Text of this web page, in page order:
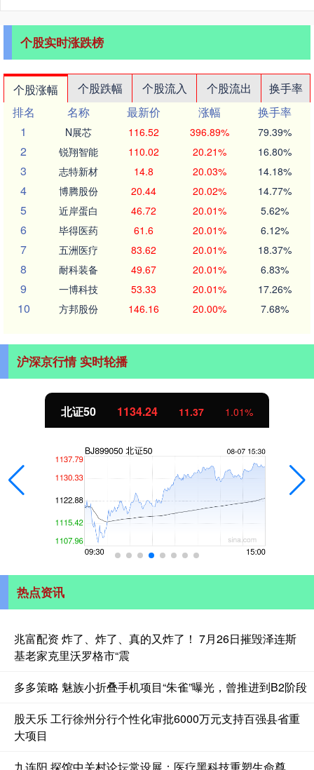
个股实时涨跌榜
个股涨幅 个股跌幅 个股流入 个股流出
换手率
排名
名称 最新价 涨幅
换手率
1
N展芯 116.52 396.89% 79.39%
2 锐翔智能 110.02 20.21% 16.80%
3 志特新材 14.8 20.03% 14.18%
4 博腾股份 20.44 20.02% 14.77%
5 近岸蛋白 46.72 20.01% 5.62%
6 毕得医药 61.6 20.01% 6.12%
7 五洲医疗 83.62 20.01% 18.37%
8 耐科装备 49.67 20.01% 6.83%
9 一博科技 53.33 20.01% 17.26%
10 方邦股份 146.16 20.00% 7.68%
沪深京行情 实时轮播
北证50 1134.24 11.37 1.01%
热点资讯
兆富配资 炸了、炸了、真的又炸了！ 7月26日摧毁泽连斯
基老家克里沃罗格市“震
多多策略 魅族小折叠手机项目“朱雀”曝光，曾推进到B2阶段
股天乐 工行徐州分行个性化审批6000万元支持百强县省重
大项目